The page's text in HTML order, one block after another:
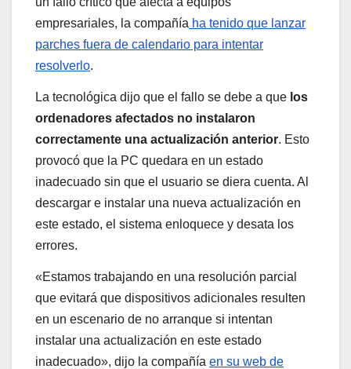
empresariales, la compañía ha tenido que lanzar
parches fuera de calendario para intentar
resolverlo.
La tecnológica dijo que el fallo se debe a que los
ordenadores afectados no instalaron
correctamente una actualización anterior. Esto
provocó que la PC quedara en un estado
inadecuado sin que el usuario se diera cuenta. Al
descargar e instalar una nueva actualización en
este estado, el sistema enloquece y desata los
errores.
«Estamos trabajando en una resolución parcial
que evitará que dispositivos adicionales resulten
en un escenario de no arranque si intentan
instalar una actualización en este estado
inadecuado», dijo la compañía en su web de